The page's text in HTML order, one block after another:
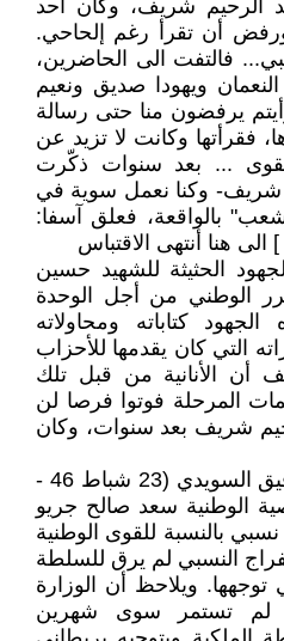
الرحيم شريف، وكان أحد
ورفض أن تقرأ رغم إلحاحي.
فالتفت الى الحاضرين،
ويهودا صديق ونعيم
يرفضون منا حتى رسالة
فقرأتها وكانت لا تزيد عن
... بعد سنوات ذكّرت
شريف- وكنا نعمل سوية في
بالواقعة، فعلق آسفا:
هنا أنتهى الاقتباس
الحثيثة للشهيد حسين
الوطني من أجل الوحدة
كتاباته ومحاولاته
التي كان يقدمها للأحزاب
أن الأنانية من قبل تلك
المرحلة فوتوا فرصا لن
شريف بعد سنوات، وكان
كانت فترة رئاسة وزارة توفيق السويدي (23 شباط 46 -
الشخصية الوطنية سعد صالح جريو
نسبي بالنسبة للقوى الوطنية
النسبي لم يرق للسلطة
توجهها. ويلاحظ أن الوزارة
لم تستمر سوى شهرين